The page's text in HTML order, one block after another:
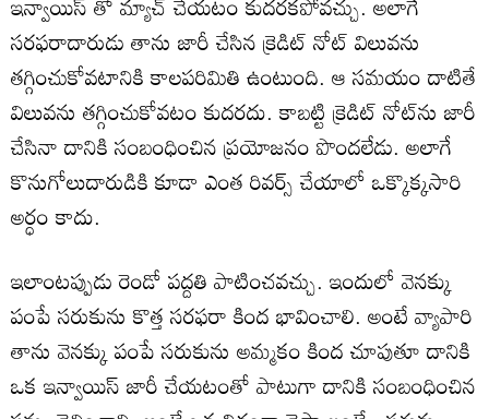
సరఫరాదారుడు తాను జారీ చేసిన క్రెడిట్‌ నోట్‌ విలువను
తగ్గించుకోవటానికి కాలపరిమితి ఉంటుంది. ఆ సమయం దాటితే
విలువను తగ్గించుకోవటం కుదరదు. కాబట్టి క్రెడిట్‌ నోట్‌ను జారీ
చేసినా దానికి సంబంధించిన ప్రయోజనం పొందలేడు. అలాగే
కొనుగోలుదారుడికి కూడా ఎంత రివర్స్‌ చేయాలో ఒక్కొక్కసారి
అర్ధం కాదు.
ఇలాంటప్పుడు రెండో పద్దతి పాటించవచ్చు. ఇందులో వెనక్కు
పంపే సరుకును కొత్త సరఫరా కింద భావించాలి. అంటే వ్యాపారి
తాను వెనక్కు పంపే సరుకును అమ్మకం కింద చూపుతూ దానికి
ఒక ఇన్వాయిస్‌ జారీ చేయటంతో పాటుగా దానికి సంబంధించిన